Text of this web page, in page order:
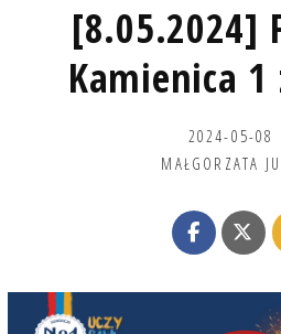
[8.05.2024]
Kamienica 1
2024-05-08
MAŁGORZATA